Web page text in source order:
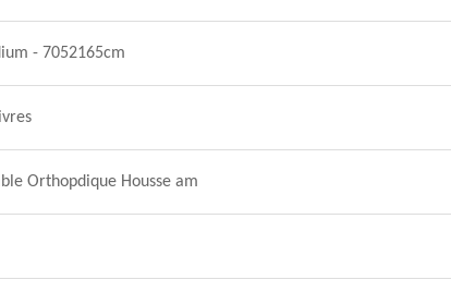
- 7052165cm
Orthopdique Housse am